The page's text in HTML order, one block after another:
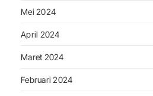
Mei 2024
April 2024
Maret 2024
Februari 2024